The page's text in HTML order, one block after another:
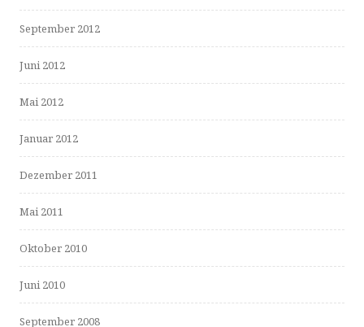
September 2012
Juni 2012
Mai 2012
Januar 2012
Dezember 2011
Mai 2011
Oktober 2010
Juni 2010
September 2008